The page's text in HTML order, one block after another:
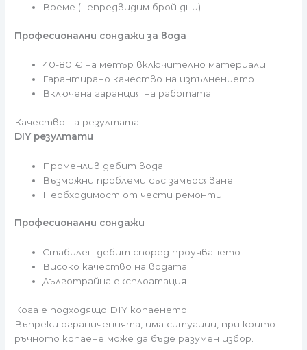
Време (непредвидим брой дни)
Професионални сондажи за вода
40-80 € на метър включително материали
Гарантирано качество на изпълнението
Включена гаранция на работата
Качество на резултата
DIY резултати
Променлив дебит вода
Възможни проблеми със замърсяване
Необходимост от чести ремонти
Професионални сондажи
Стабилен дебит според проучването
Високо качество на водата
Дълготрайна експлоатация
Кога е подходящо DIY копаенето
Въпреки ограниченията, има ситуации, при които
ръчното копаене може да бъде разумен избор.